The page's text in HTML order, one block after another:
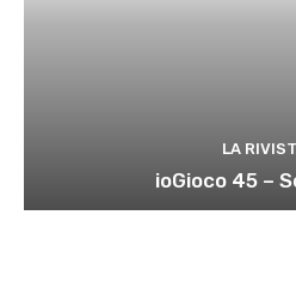
LA
ioGioco 45 –